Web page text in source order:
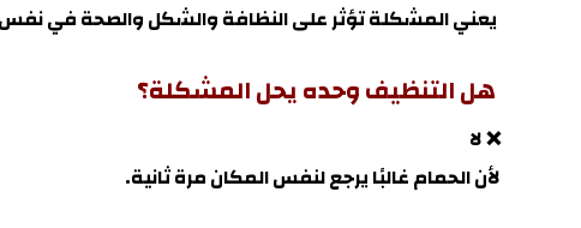
يعني المشكلة تؤثر على النظافة والشكل والصحة في
هل التنظيف وحده يحل المشكلة؟
❌ لا
لأن الحمام غالبًا يرجع لنفس المكان مرة ثانية.